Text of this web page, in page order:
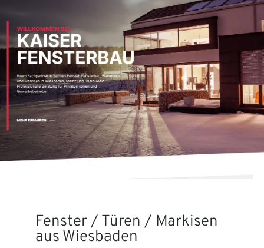
Fenster / Türen / Markisen
aus Wiesbaden